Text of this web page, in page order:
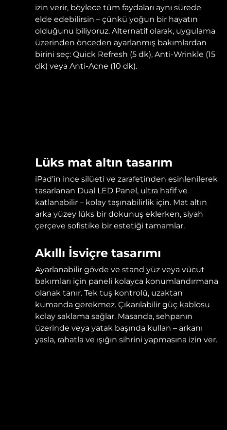
izin verir, böylece tüm faydaları aynı sürede
elde edebilirsin – çünkü yoğun bir hayatın
olduğunu biliyoruz. Alternatif olarak, uygulama
üzerinden önceden ayarlanmış bakımlardan
birini seç: Quick Refresh (5 dk), Anti-Wrinkle (15
dk) veya Anti-Acne (10 dk).
Lüks mat altın tasarım
iPad’in ince silüeti ve zarafetinden esinlenilerek
tasarlanan Dual LED Panel, ultra hafif ve
katlanabilir – kolay taşınabilirlik için. Mat altın
arka yüzey lüks bir dokunuş eklerken, siyah
çerçeve sofistike bir estetiği tamamlar.
Akıllı İsviçre tasarımı
Ayarlanabilir gövde ve stand yüz veya vücut
bakımları için paneli kolayca konumlandırmana
olanak tanır. Tek tuş kontrolü, uzaktan
kumanda gerekmez. Çıkarılabilir güç kablosu
kolay saklama sağlar. Masanda, sehpanın
üzerinde veya yatak başında kullan – arkanı
yasla, rahatla ve ışığın sihrini yapmasına izin ver.
All acne treatment devices
All revitalizing eye massagers
KIWI™ cilt bakımı
Advanced pore care essentials
Serum
For healthy hair
issa™ Teeth Whitening Gel
18% PAP
Kozmetik ürünleri
Erkekler
HAKKINDA